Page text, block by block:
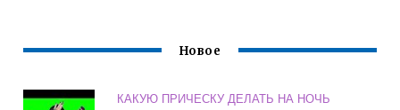
Новое
КАКУЮ ПРИЧЕСКУ ДЕЛАТЬ НА НОЧЬ